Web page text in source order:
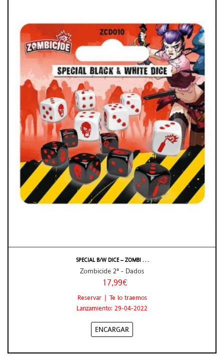
SPECIAL B/W DICE – ZOMBI . . .
Zombicide 2ª - Dados
17,99€
Reservar | Te lo traemos
Lanzamiento: 29-04-2022
ENCARGAR